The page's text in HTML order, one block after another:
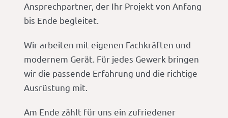
Ansprechpartner, der Ihr Projekt von Anfang
bis Ende begleitet.
Wir arbeiten mit eigenen Fachkräften und
modernem Gerät. Für jedes Gewerk bringen
wir die passende Erfahrung und die richtige
Ausrüstung mit.
Am Ende zählt für uns ein zufriedener